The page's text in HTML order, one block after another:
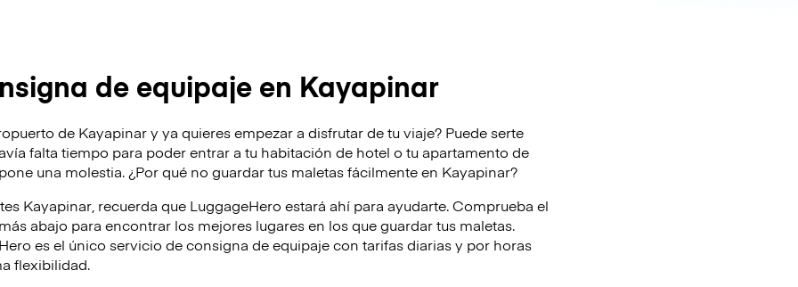
de equipaje en Kayapinar
de Kayapinar y ya quieres empezar a disfrutar de tu viaje? Puede serte
falta tiempo para poder entrar a tu habitación de hotel o tu apartamento de
una molestia. ¿Por qué no guardar tus maletas fácilmente en Kayapinar?
Kayapinar, recuerda que LuggageHero estará ahí para ayudarte. Comprueba el
abajo para encontrar los mejores lugares en los que guardar tus maletas.
es el único servicio de consigna de equipaje con tarifas diarias y por horas
flexibilidad.